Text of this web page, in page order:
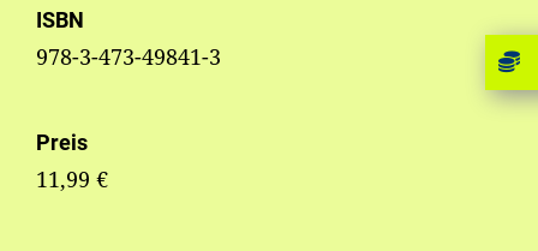
ISBN
978-3-473-49841-3
Preis
11,99 €